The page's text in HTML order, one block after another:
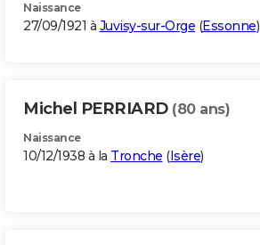
Naissance
27/09/1921 à Juvisy-sur-Orge (Essonne)
Michel PERRIARD (80 ans)
Naissance
10/12/1938 à la Tronche (Isère)